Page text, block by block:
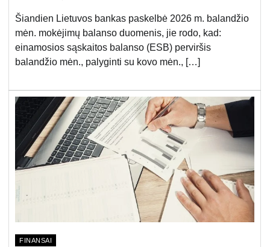
Šiandien Lietuvos bankas paskelbė 2026 m. balandžio
mėn. mokėjimų balanso duomenis, jie rodo, kad:
einamosios sąskaitos balanso (ESB) perviršis
balandžio mėn., palyginti su kovo mėn., […]
FINANSAI